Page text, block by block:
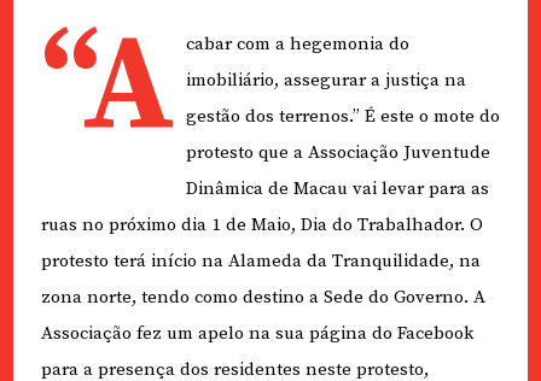
“A cabar com a hegemonia do
imobiliário, assegurar a justiça na
gestão dos terrenos.” É este o mote do
protesto que a Associação Juventude
Dinâmica de Macau vai levar para as
ruas no próximo dia 1 de Maio, Dia do Trabalhador. O
protesto terá início na Alameda da Tranquilidade, na
zona norte, tendo como destino a Sede do Governo. A
Associação fez um apelo na sua página do Facebook
para a presença dos residentes neste protesto,